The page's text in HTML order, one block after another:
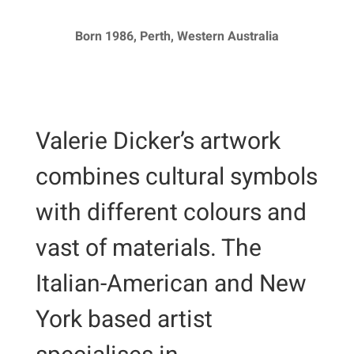
Born 1986, Perth, Western Australia
Valerie Dicker’s artwork
combines cultural symbols
with different colours and
vast of materials. The
Italian-American and New
York based artist
web.
podamos
mejorar la
funcionalidad
y estructura
de la web, en
base a cómo
se usa la
web.